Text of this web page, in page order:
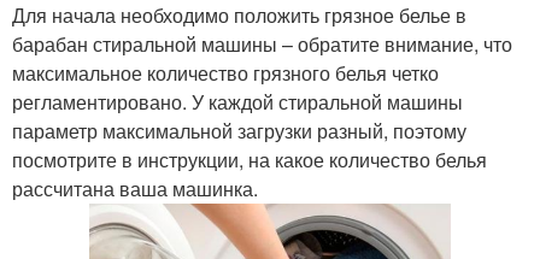
Для начала необходимо положить грязное белье в
барабан стиральной машины – обратите внимание, что
максимальное количество грязного белья четко
регламентировано. У каждой стиральной машины
параметр максимальной загрузки разный, поэтому
посмотрите в инструкции, на какое количество белья
рассчитана ваша машинка.